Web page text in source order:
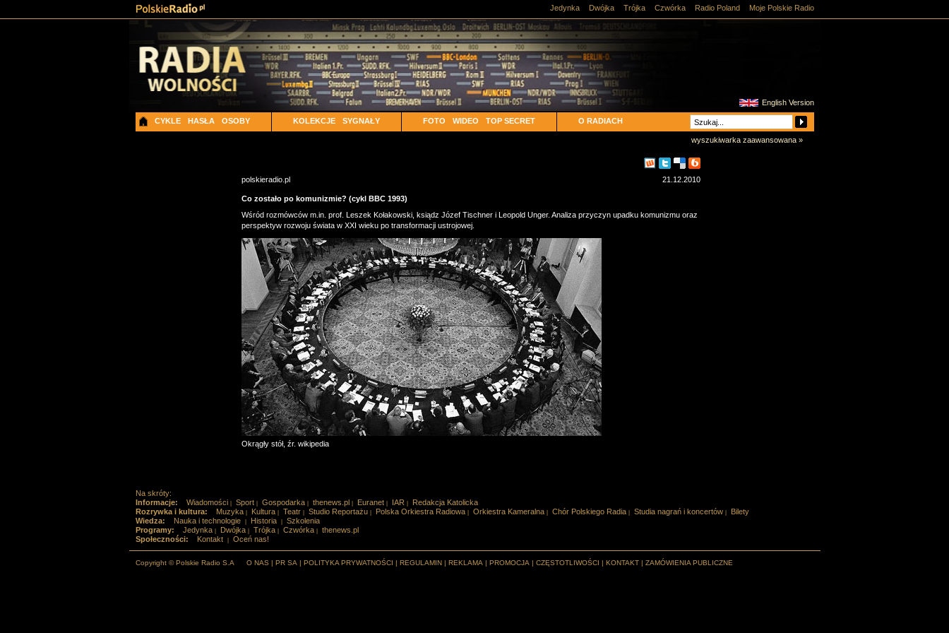
Jedynka Dwójka Trójka Czwórka Radio Poland Moje Polskie Radio
English Version
CYKLE HASŁA OSOBY KOLEKCJE SYGNAŁY FOTO WIDEO TOP SECRET O RADIACH
wyszukiwarka zaawansowana »
polskieradio.pl 21.12.2010
Co zostało po komunizmie? (cykl BBC 1993)
Wśród rozmówców m.in. prof. Leszek Kołakowski, ksiądz Józef Tischner i Leopold Unger. Analiza przyczyn upadku komunizmu oraz
perspektyw rozwoju świata w XXI wieku po transformacji ustrojowej.
Okrągły stół, źr. wikipedia
Na skróty:
Informacje:
Wiadomości Sport Gospodarka thenews.pl Euranet IAR
Redakcja Katolicka
Rozrywka i kultura:
Muzyka Kultura Teatr Studio Reportażu Polska Orkiestra Radiowa Orkiestra Kameralna Chór Polskiego Radia Studia nagrań i koncertów
Bilety
Wiedza:
Nauka i technologie Historia
Szkolenia
Programy:
Jedynka Dwójka Trójka Czwórka
thenews.pl
Społeczności:
Kontakt Oceń nas!
Copyright © Polskie Radio S.A O NAS | PR SA | POLITYKA PRYWATNOŚCI | REGULAMIN | REKLAMA | PROMOCJA | CZĘSTOTLIWOŚCI | KONTAKT | ZAMÓWIENIA PUBLICZNE